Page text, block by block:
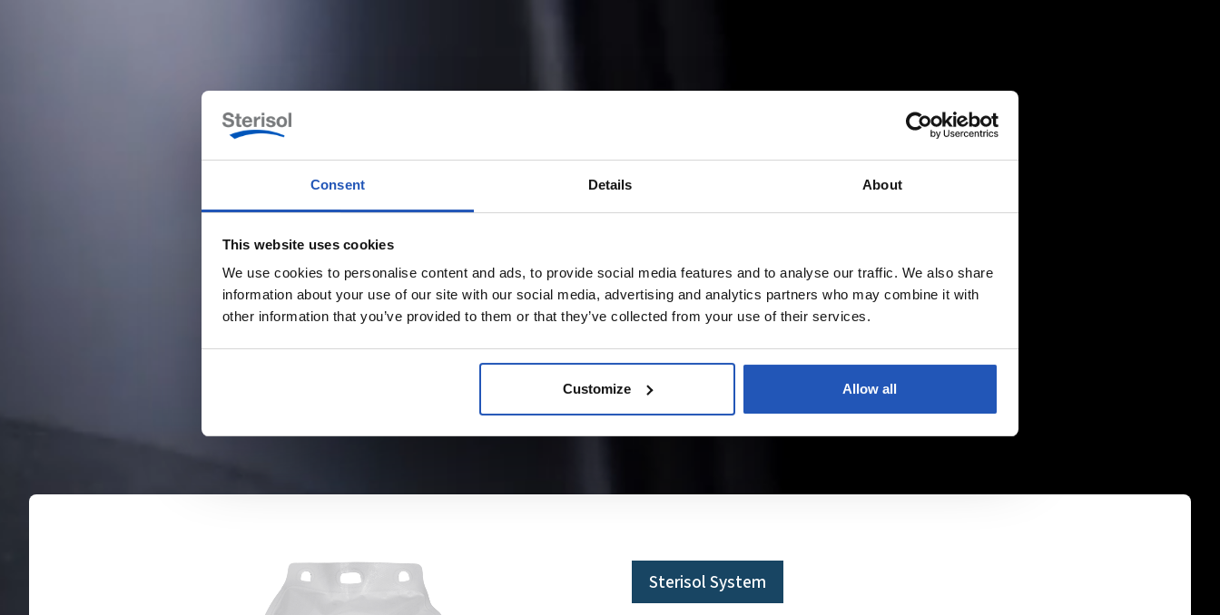
Consent Details About
This website uses cookies
We use cookies to personalise content and ads, to provide social media features and to analyse our traffic. We also share
information about your use of our site with our social media, advertising and analytics partners who may combine it with
other information that you’ve provided to them or that they’ve collected from your use of their services.
Customize Allow all
Sterisol System